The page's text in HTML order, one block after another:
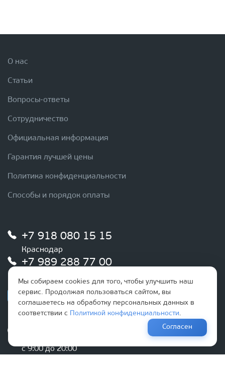
О нас
Статьи
Вопросы-ответы
Сотрудничество
Официальная информация
Гарантия лучшей цены
Политика конфиденциальности
Способы и порядок оплаты
+7 918 080 15 15
Краснодар
+7 989 288 77 00
Новороссийск/Анапа
с 9:00 до 20:00
Мы собираем cookies для того, чтобы улучшить наш
сервис. Продолжая пользоваться сайтом, вы
соглашаетесь на обработку персональных данных в
соответствии с
Политикой конфиденциальности.
Согласен